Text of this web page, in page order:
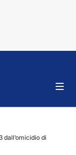
dall’omicidio di